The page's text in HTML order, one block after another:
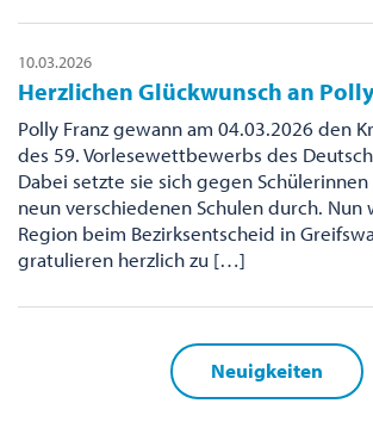
10.03.2026
Herzlichen Glückwunsch an
Polly Franz gewann am 04.03.2026 den
des 59. Vorlesewettbewerbs des
Dabei setzte sie sich gegen Schülerinnen
neun verschiedenen Schulen durch. Nun
Region beim Bezirksentscheid in
gratulieren herzlich zu […]
Neuigkeiten